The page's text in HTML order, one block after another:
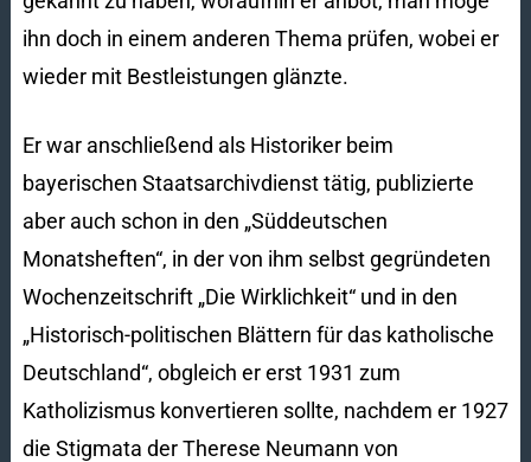
ihn doch in einem anderen Thema prüfen, wobei er
wieder mit Bestleistungen glänzte.
Er war anschließend als Historiker beim
bayerischen Staatsarchivdienst tätig, publizierte
aber auch schon in den „Süddeutschen
Monatsheften“, in der von ihm selbst gegründeten
Wochenzeitschrift „Die Wirklichkeit“ und in den
„Historisch-politischen Blättern für das katholische
Deutschland“, obgleich er erst 1931 zum
Katholizismus konvertieren sollte, nachdem er 1927
die Stigmata der Therese Neumann von